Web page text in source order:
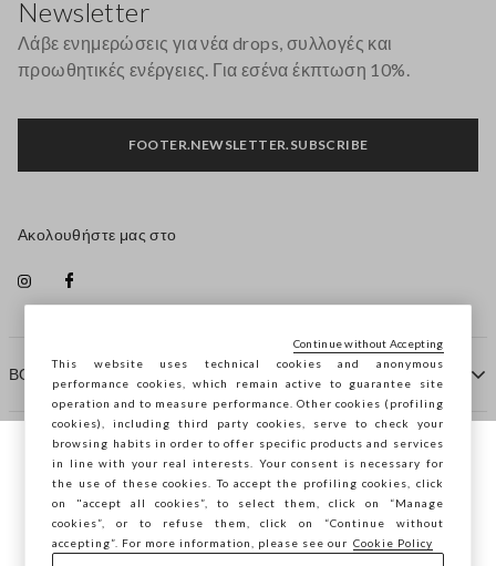
ΒΟΗΘΕΙΑ
ΠΡΑΚΤΟΡΕΙΟ
ΕΠΙΚΟΙΝΩΝΗΣΤΕ ΜΑΖΙ ΜΑΣ
Newsletter
Λάβε ενημερώσεις για νέα drops, συλλογές και
προωθητικές ενέργειες. Για εσένα έκπτωση 10%.
FOOTER.NEWSLETTER.SUBSCRIBE
Ακολουθήστε μας στο
Περιηγείστε στο STEFANEL Ελλάδας, θέλετε
να αποθηκεύσετε την τοποθεσία σας;
This website uses technical cookies and anonymous
performance cookies, which remain active to guarantee site
operation and to measure performance. Other cookies (profiling
cookies), including third party cookies, serve to check your
browsing habits in order to offer specific products and services
in line with your real interests. Your consent is necessary for
the use of these cookies. To accept the profiling cookies, click
on "accept all cookies”, to select them, click on “Manage
cookies”, or to refuse them, click on “Continue without
accepting”. For more information, please see our Cookie Policy
Continue without Accepting